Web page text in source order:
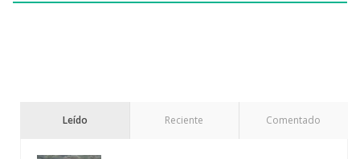
Leído Reciente Comentado